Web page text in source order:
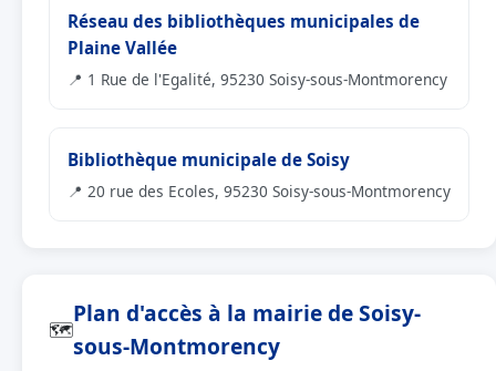
Réseau des bibliothèques municipales de
Plaine Vallée
📍 1 Rue de l'Egalité, 95230 Soisy-sous-Montmorency
Bibliothèque municipale de Soisy
📍 20 rue des Ecoles, 95230 Soisy-sous-Montmorency
🗺
Plan d'accès à la mairie de Soisy-
sous-Montmorency